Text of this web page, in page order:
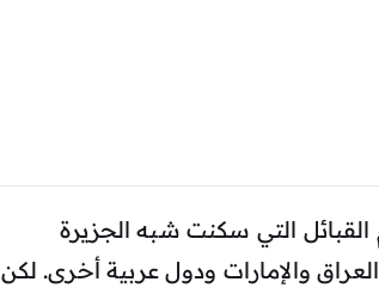
التي سكنت شبه الجزيرة
والإمارات ودول عربية أخرى. لكن